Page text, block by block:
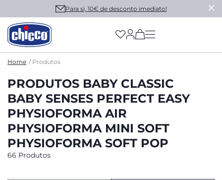
Para si, 10€ de desconto imediato!
(has more options
Home Produtos
PRODUTOS BABY CLASSIC
BABY SENSES PERFECT EASY
PHYSIOFORMA AIR
PHYSIOFORMA MINI SOFT
PHYSIOFORMA SOFT POP
66 Produtos